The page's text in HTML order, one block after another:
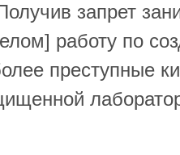
запрет
работу по
преступные